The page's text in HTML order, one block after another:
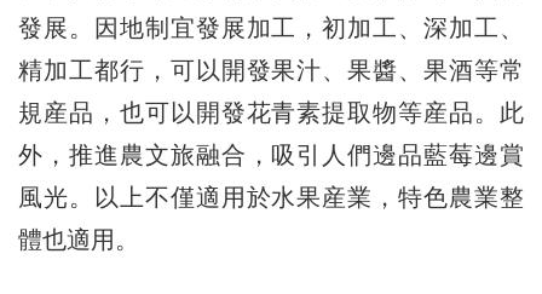
發展。因地制宜發展加工，初加工、深加工、
精加工都行，可以開發果汁、果醬、果酒等常
規産品，也可以開發花青素提取物等産品。此
外，推進農文旅融合，吸引人們邊品藍莓邊賞
風光。以上不僅適用於水果産業，特色農業整
體也適用。